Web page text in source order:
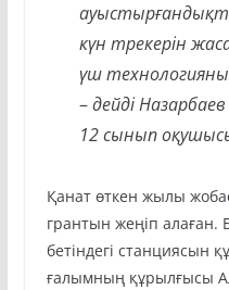
күн трекерін
үш
–дейді
12 сынып
Қанат өткен жылы
грантын жеңіп алаған.
бетіндегі станциясын
ғалымның құрылғысы